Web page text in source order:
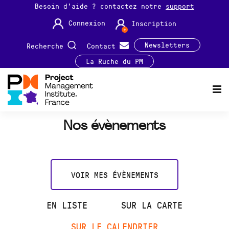
Besoin d'aide ? contactez notre support
Connexion
Inscription
Recherche Contact
Newsletters
La Ruche du PM
Nos évènements
VOIR MES ÉVÈNEMENTS
EN LISTE
SUR LA CARTE
SUR LE CALENDRIER